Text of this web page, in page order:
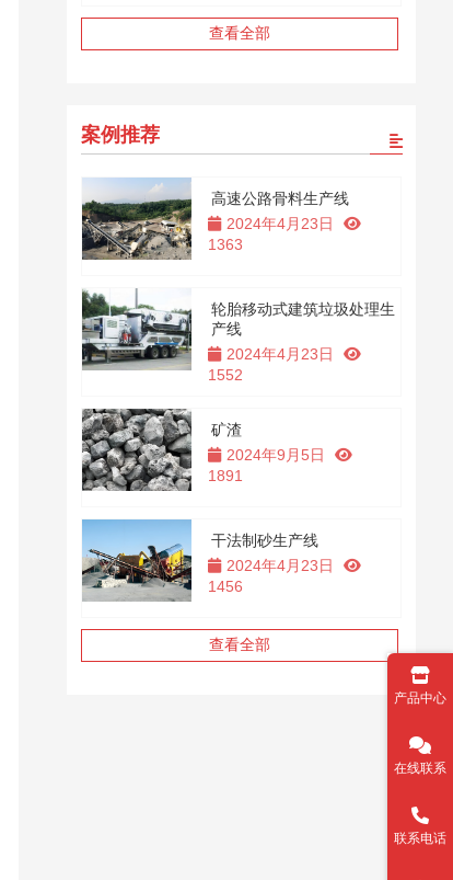
查看全部
案例推荐
高速公路骨料生产线
2024年4月23日
1363
轮胎移动式建筑垃圾处理生
产线
2024年4月23日
1552
矿渣
2024年9月5日
1891
干法制砂生产线
2024年4月23日
1456
查看全部
产品中心
在线联系
联系电话